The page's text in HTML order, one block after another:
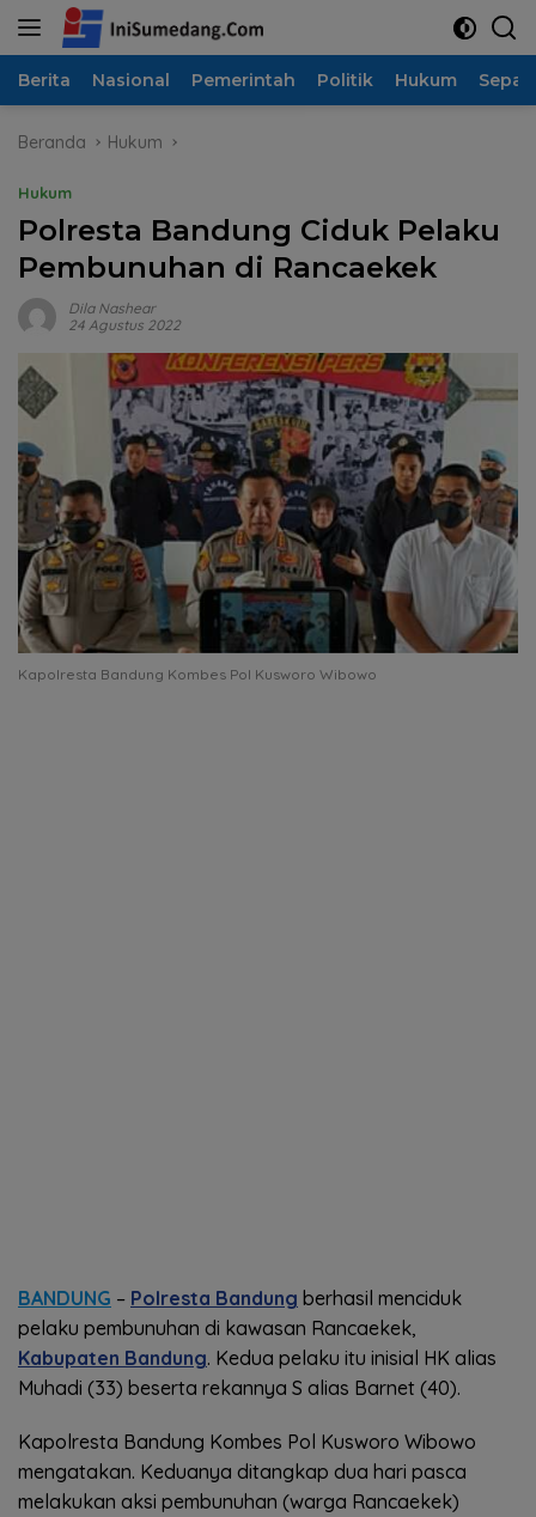
Langsung
Berita Nasional Pemerintah Politik Hukum
Beranda Hukum
Hukum
Polresta Bandung Ciduk Pelaku
Pembunuhan di Rancaekek
Dila Nashear
24 Agustus 2022
Kapolresta Bandung Kombes Pol Kusworo Wibowo
BANDUNG – Polresta Bandung berhasil menciduk
pelaku pembunuhan di kawasan Rancaekek,
Kabupaten Bandung. Kedua pelaku itu inisial HK alias
Muhadi (33) beserta rekannya S alias Barnet (40).
Kapolresta Bandung Kombes Pol Kusworo Wibowo
mengatakan. Keduanya ditangkap dua hari pasca
melakukan aksi pembunuhan (warga Rancaekek)